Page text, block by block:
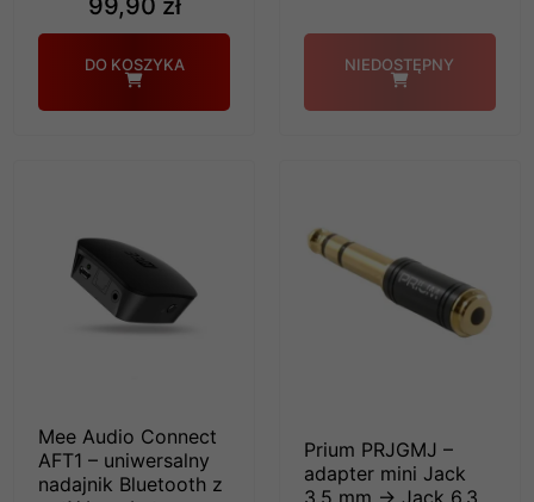
99,90 zł
DO KOSZYKA
Mee Audio Connect
AFT1 – uniwersalny
nadajnik Bluetooth z
Prium PRJGMJ –
adapter mini Jack
3.5 mm → Jack 6.3